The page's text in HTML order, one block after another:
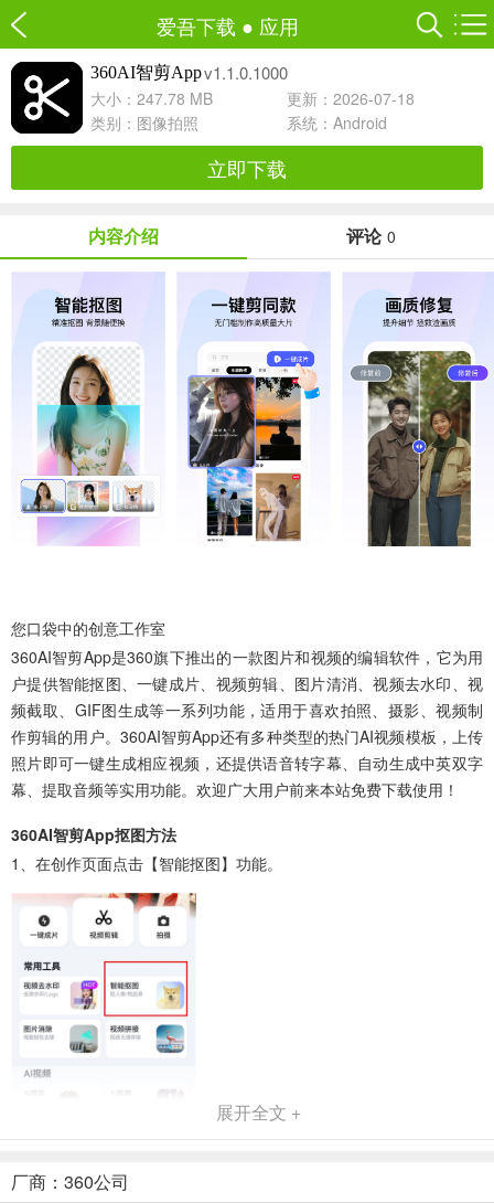
爱吾下载 ● 应用
360AI智剪Appv1.1.0.1000
大小：247.78 MB
更新：2026-07-18
类别： 图像拍照 系统：Android
立即下载
内容介绍 评论 0
您口袋中的创意工作室
360AI智剪App是360旗下推出的一款图片和视频的编辑软件，它为用
户提供智能抠图、一键成片、视频剪辑、图片清消、视频去水印、视
频截取、GIF图生成等一系列功能，适用于喜欢拍照、摄影、视频制
作剪辑的用户。360AI智剪App还有多种类型的热门AI视频模板，上传
照片即可一键生成相应视频，还提供语音转字幕、自动生成中英双字
幕、提取音频等实用功能。欢迎广大用户前来本站免费下载使用！
360AI智剪App抠图方法
1、在创作页面点击【智能抠图】功能。
展开全文 +
厂商：360公司